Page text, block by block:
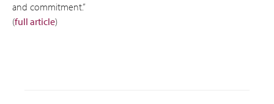
and commitment.”
(full article)